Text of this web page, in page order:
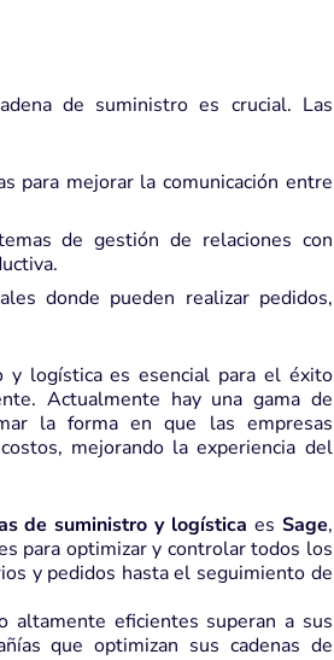
de suministro es crucial. Las
para mejorar la comunicación entre
de gestión de relaciones con
donde pueden realizar pedidos,
y logística es esencial para el éxito
Actualmente hay una gama de
la forma en que las empresas
mejorando la experiencia del
de suministro y logística es Sage,
para optimizar y controlar todos los
y pedidos hasta el seguimiento de
altamente eficientes superan a sus
que optimizan sus cadenas de